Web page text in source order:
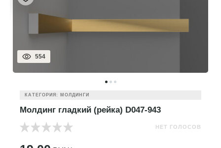
554
КАТЕГОРИЯ: МОЛДИНГИ
Молдинг гладкий (рейка) D047-943
НЕТ ГОЛОСОВ